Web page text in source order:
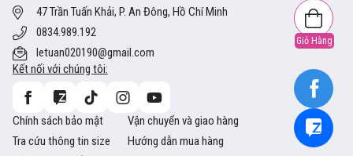
Giỏ Hàng
47 Trần Tuấn Khải, P. An Đông, Hồ Chí Minh
0834.989.192
letuan020190@gmail.com
Kết nối với chúng tôi:
Chính sách bảo mật
Vận chuyển và giao hàng
Tra cứu thông tin size
Hướng dẫn mua hàng